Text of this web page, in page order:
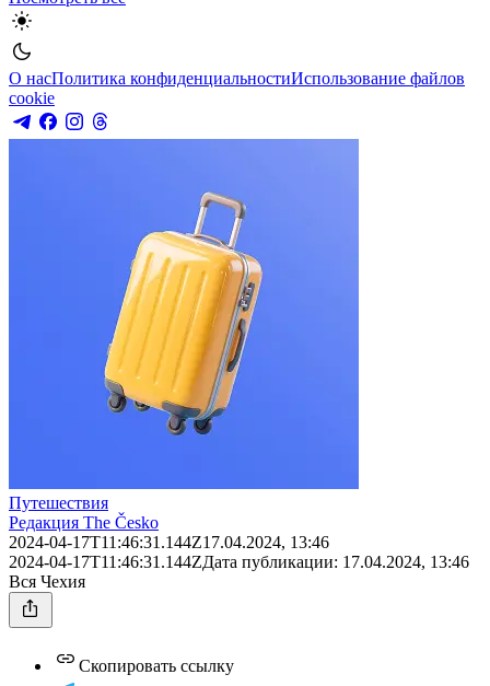
О насПолитика конфиденциальностиИспользование файлов
cookie
Путешествия
Редакция The Česko
2024-04-17T11:46:31.144Z17.04.2024, 13:46
2024-04-17T11:46:31.144ZДата публикации: 17.04.2024, 13:46
Вся Чехия
Скопировать ссылку